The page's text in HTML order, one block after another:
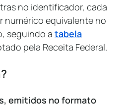
no identificador, cada
numérico equivalente no
seguindo a tabela
pela Receita Federal.
emitidos no formato